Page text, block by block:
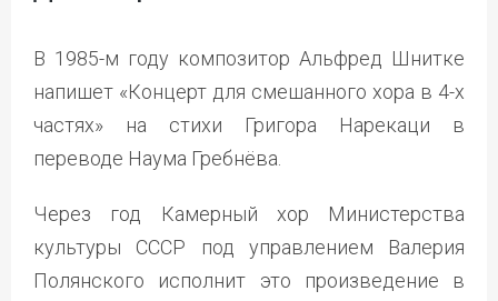
В 1985-м году композитор Альфред Шнитке
напишет «Концерт для смешанного хора в 4-х
частях» на стихи Григора Нарекаци в
переводе Наума Гребнёва.
Через год Камерный хор Министерства
культуры СССР под управлением Валерия
Полянского исполнит это произведение в